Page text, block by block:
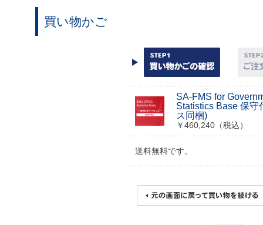
買い物かご
SA-FMS for
Statistics Base 保守
ス同梱)
￥460,240（税込）
送料無料です。